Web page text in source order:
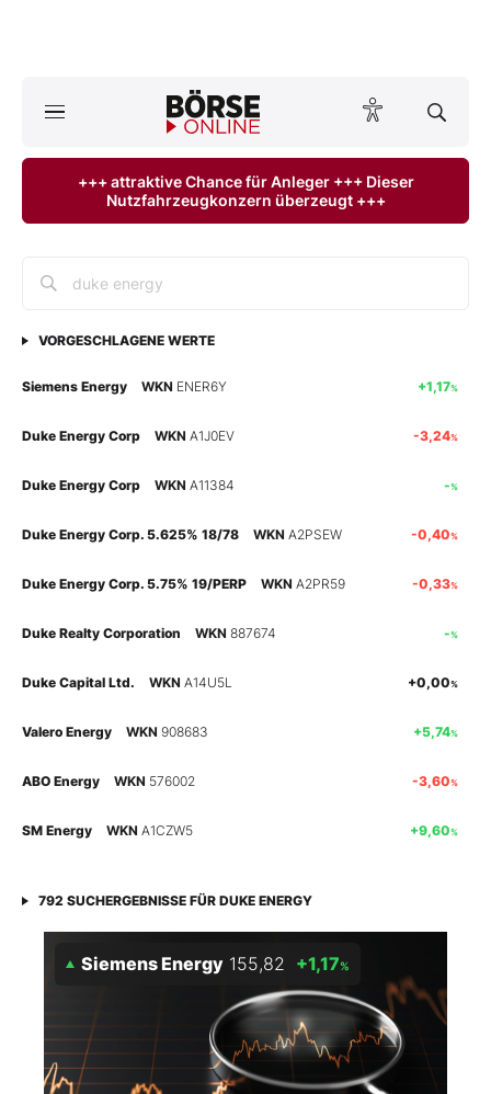
Anlageprodukte
Mein B:O
Folgen Sie uns
+++ attraktive Chance für Anleger +++ Dieser
Nutzfahrzeugkonzern überzeugt +++
VORGESCHLAGENE WERTE
Siemens Energy WKN ENER6Y +1,17%
Duke Energy Corp WKN A1J0EV -3,24%
Duke Energy Corp WKN A11384 -%
Duke Energy Corp. 5.625% 18/78 WKN A2PSEW -0,40%
Duke Energy Corp. 5.75% 19/PERP WKN A2PR59 -0,33%
Duke Realty Corporation WKN 887674 -%
Duke Capital Ltd. WKN A14U5L +0,00%
Valero Energy WKN 908683 +5,74%
ABO Energy WKN 576002 -3,60%
SM Energy WKN A1CZW5 +9,60%
792 SUCHERGEBNISSE FÜR DUKE ENERGY
Siemens Energy 155,82 +1,17%